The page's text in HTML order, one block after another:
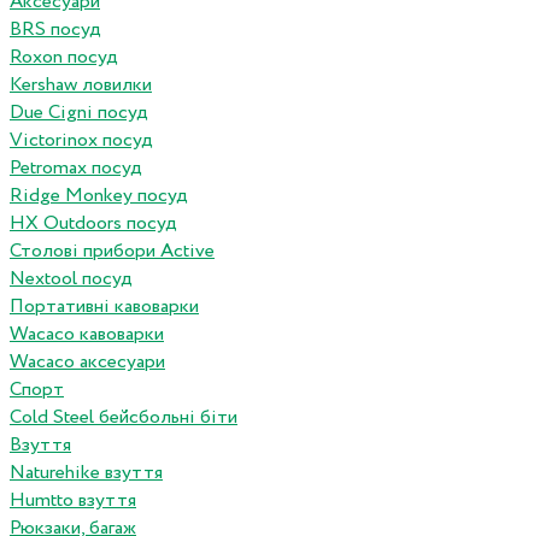
BRS посуд
Roxon посуд
Kershaw ловилки
Due Cigni посуд
Victorinox посуд
Petromax посуд
Ridge Monkey посуд
HX Outdoors посуд
Столові прибори Active
Nextool посуд
Портативні кавоварки
Wacaco кавоварки
Wacaco аксесуари
Спорт
Cold Steel бейсбольні біти
Взуття
Naturehike взуття
Humtto взуття
Рюкзаки, багаж